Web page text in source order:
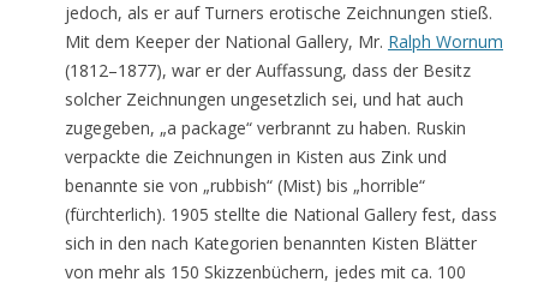
jedoch, als er auf Turners erotische Zeichnungen stieß.
Mit dem Keeper der National Gallery, Mr. Ralph Wornum
(1812–1877), war er der Auffassung, dass der Besitz
solcher Zeichnungen ungesetzlich sei, und hat auch
zugegeben, „a package“ verbrannt zu haben. Ruskin
verpackte die Zeichnungen in Kisten aus Zink und
benannte sie von „rubbish“ (Mist) bis „horrible“
(fürchterlich). 1905 stellte die National Gallery fest, dass
sich in den nach Kategorien benannten Kisten Blätter
von mehr als 150 Skizzenbüchern, jedes mit ca. 100